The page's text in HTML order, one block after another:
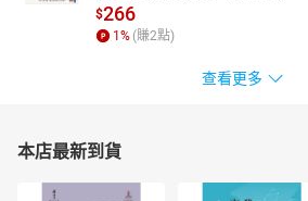
$266
1% (賺2點)
查看更多
本店最新到貨